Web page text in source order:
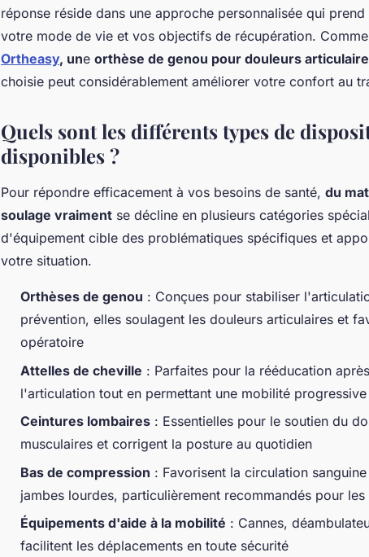
réponse réside dans une approche personnalisée qui
votre mode de vie et vos objectifs de récupération.
Ortheasy, une orthèse de genou pour douleurs
choisie peut considérablement améliorer votre confort au
Quels sont les différents types de
disponibles ?
Pour répondre efficacement à vos besoins de santé, du
soulage vraiment se décline en plusieurs catégories
d'équipement cible des problématiques spécifiques et
votre situation.
Orthèses de genou : Conçues pour stabiliser
prévention, elles soulagent les douleurs articulaires et
opératoire
Attelles de cheville : Parfaites pour la rééducation
l'articulation tout en permettant une mobilité
Ceintures lombaires : Essentielles pour le soutien du
musculaires et corrigent la posture au quotidien
Bas de compression : Favorisent la circulation
jambes lourdes, particulièrement recommandés pour
Équipements d'aide à la mobilité : Cannes,
facilitent les déplacements en toute sécurité